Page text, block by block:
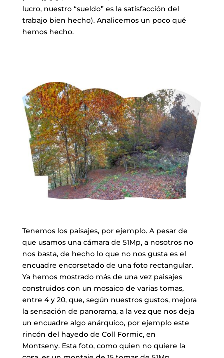
lucro, nuestro “sueldo” es la satisfacción del
trabajo bien hecho). Analicemos un poco qué
hemos hecho.
​Tenemos los paisajes, por ejemplo. A pesar de
que usamos una cámara de 51Mp, a nosotros no
nos basta, de hecho lo que no nos gusta es el
encuadre encorsetado de una foto rectangular.
Ya hemos mostrado más de una vez paisajes
construidos con un mosaico de varias tomas,
entre 4 y 20, que, según nuestros gustos, mejora
la sensación de panorama, a la vez que nos deja
un encuadre algo anárquico, por ejemplo este
rincón del hayedo de Coll Formic, en
Montseny. Esta foto, como quien no quiere la